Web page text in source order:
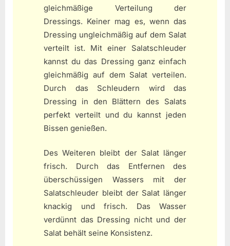
gleichmäßige Verteilung der
Dressings. Keiner mag es, wenn das
Dressing ungleichmäßig auf dem Salat
verteilt ist. Mit einer Salatschleuder
kannst du das Dressing ganz einfach
gleichmäßig auf dem Salat verteilen.
Durch das Schleudern wird das
Dressing in den Blättern des Salats
perfekt verteilt und du kannst jeden
Bissen genießen.
Des Weiteren bleibt der Salat länger
frisch. Durch das Entfernen des
überschüssigen Wassers mit der
Salatschleuder bleibt der Salat länger
knackig und frisch. Das Wasser
verdünnt das Dressing nicht und der
Salat behält seine Konsistenz.